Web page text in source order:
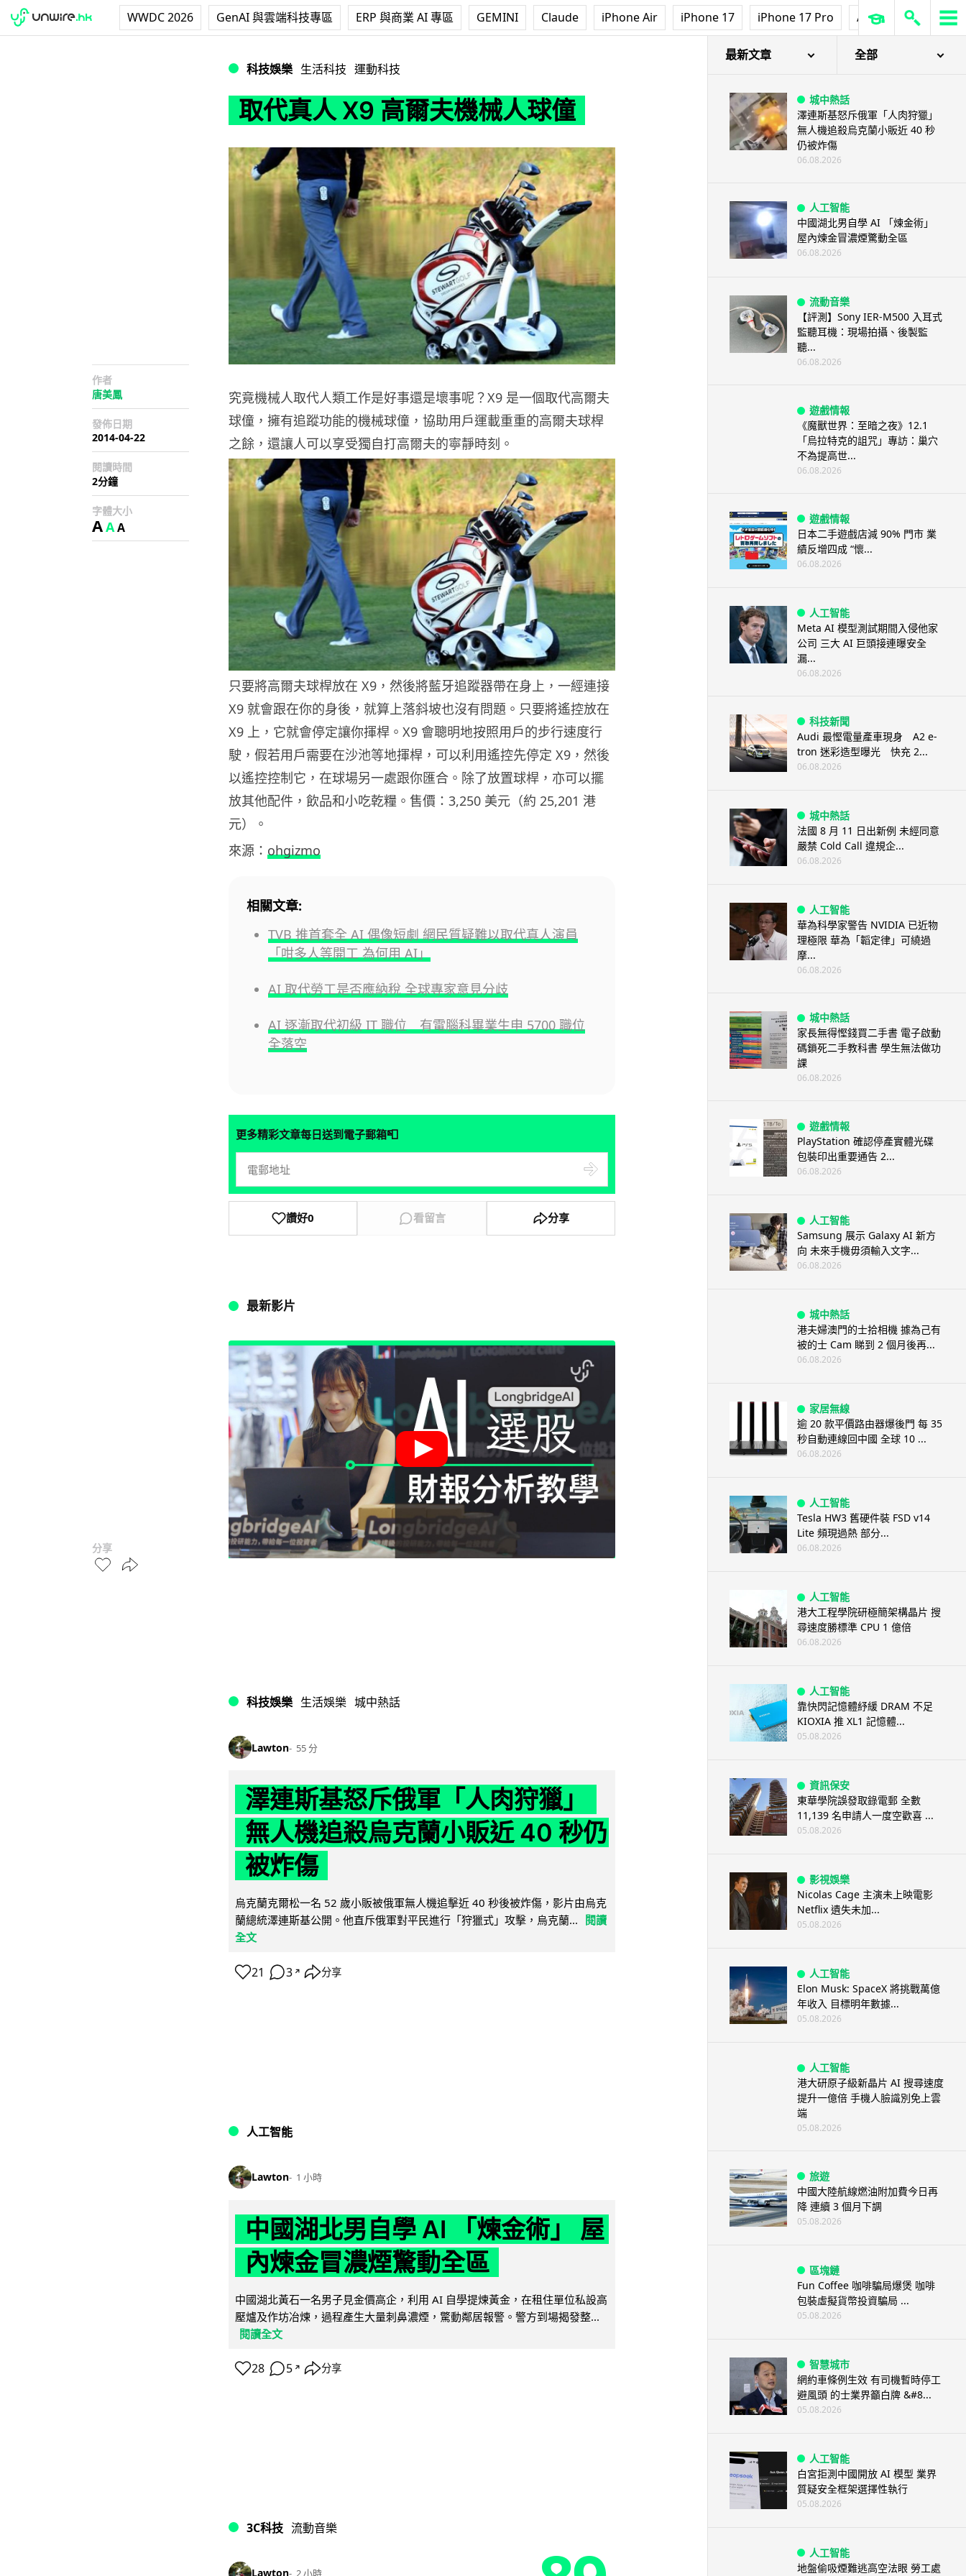
WWDC 2026 GenAI 與雲端科技專區 ERP 與商業 AI 專區 GEMINI Claude iPhone Air iPhone 17 iPhone 17 Pro AirPods Pro 3
科技娛樂 生活科技 運動科技
取代真人 X9 高爾夫機械人球僮
作者
唐美鳳
發佈日期
2014-04-22
閱讀時間
2分鐘
字體大小
AAA
分享
究竟機械人取代人類工作是好事還是壞事呢？X9 是一個取代高爾夫
球僮，擁有追蹤功能的機械球僮，協助用戶運載重重的高爾夫球桿
之餘，還讓人可以享受獨自打高爾夫的寧靜時刻。
只要將高爾夫球桿放在 X9，然後將藍牙追蹤器帶在身上，一經連接
X9 就會跟在你的身後，就算上落斜坡也沒有問題。只要將遙控放在
X9 上，它就會停定讓你揮桿。X9 會聰明地按照用戶的步行速度行
駛，假若用戶需要在沙池等地揮桿，可以利用遙控先停定 X9，然後
以遙控控制它，在球場另一處跟你匯合。除了放置球桿，亦可以擺
放其他配件，飲品和小吃乾糧。售價：3,250 美元（約 25,201 港
元）。
來源： ohgizmo
相關文章:
TVB 推首套全 AI 偶像短劇 網民質疑難以取代真人演員
「咁多人等開工 為何用 AI」
AI 取代勞工是否應納稅 全球專家意見分歧
AI 逐漸取代初級 IT 職位 有電腦科畢業生申 5700 職位
全落空
更多精彩文章每日送到電子郵箱📮
讚好0 看留言 分享
最新影片
科技娛樂 生活娛樂 城中熱話
Lawton 55 分
澤連斯基怒斥俄軍「人肉狩獵」
無人機追殺烏克蘭小販近 40 秒仍
被炸傷
烏克蘭克爾松一名 52 歲小販被俄軍無人機追擊近 40 秒後被炸傷，影片由烏克
蘭總統澤連斯基公開。他直斥俄軍對平民進行「狩獵式」攻擊，烏克蘭...
閱讀
全文
21 3 ↗ 分享
人工智能
Lawton 1 小時
中國湖北男自學 AI 「煉金術」 屋
內煉金冒濃煙驚動全區
中國湖北黃石一名男子見金價高企，利用 AI 自學提煉黃金，在租住單位私設高
壓爐及作坊冶煉，過程產生大量刺鼻濃煙，驚動鄰居報警。警方到場揭發整...
閱讀全文
28 5 ↗ 分享
3C科技 流動音樂
Lawton 2 小時
最新文章 全部
城中熱話
澤連斯基怒斥俄軍「人肉狩獵」
無人機追殺烏克蘭小販近 40 秒
仍被炸傷
06.08.2026
人工智能
中國湖北男自學 AI 「煉金術」
屋內煉金冒濃煙驚動全區
06.08.2026
流動音樂
【評測】Sony IER-M500 入耳式
監聽耳機：現場拍攝、後製監
聽...
06.08.2026
遊戲情報
《魔獸世界：至暗之夜》12.1
「烏拉特克的詛咒」專訪：巢穴
不為提高世...
06.08.2026
遊戲情報
日本二手遊戲店減 90% 門市 業
績反增四成 “懷...
06.08.2026
人工智能
Meta AI 模型測試期間入侵他家
公司 三大 AI 巨頭接連曝安全
漏...
06.08.2026
科技新聞
Audi 最慳電量產車現身 A2 e-
tron 迷彩造型曝光 快充 2...
06.08.2026
城中熱話
法國 8 月 11 日出新例 未經同意
嚴禁 Cold Call 違規企...
06.08.2026
人工智能
華為科學家警告 NVIDIA 已近物
理極限 華為「韜定律」可繞過
摩...
06.08.2026
城中熱話
家長無得慳錢買二手書 電子啟動
碼鎖死二手教科書 學生無法做功
課
06.08.2026
遊戲情報
PlayStation 確認停產實體光碟
包裝印出重要通告 2...
06.08.2026
人工智能
Samsung 展示 Galaxy AI 新方
向 未來手機毋須輸入文字...
06.08.2026
城中熱話
港夫婦澳門的士拾相機 據為己有
被的士 Cam 睇到 2 個月後再...
06.08.2026
家居無線
逾 20 款平價路由器爆後門 每 35
秒自動連線回中國 全球 10 ...
06.08.2026
人工智能
Tesla HW3 舊硬件裝 FSD v14
Lite 頻現過熱 部分...
06.08.2026
人工智能
港大工程學院研極簡架構晶片 搜
尋速度勝標準 CPU 1 億倍
06.08.2026
人工智能
靠快閃記憶體紓緩 DRAM 不足
KIOXIA 推 XL1 記憶體...
05.08.2026
資訊保安
東華學院誤發取錄電郵 全數
11,139 名申請人一度空歡喜 ...
05.08.2026
影視娛樂
Nicolas Cage 主演未上映電影
Netflix 遺失未加...
05.08.2026
人工智能
Elon Musk: SpaceX 將挑戰萬億
年收入 目標明年數據...
05.08.2026
人工智能
港大研原子級新晶片 AI 搜尋速度
提升一億倍 手機人臉識別免上雲
端
05.08.2026
旅遊
中國大陸航線燃油附加費今日再
降 連續 3 個月下調
05.08.2026
區塊鏈
Fun Coffee 咖啡騙局爆煲 咖啡
包裝虛擬貨幣投資騙局 ...
05.08.2026
智慧城市
網約車條例生效 有司機暫時停工
避風頭 的士業界籲白牌 &#8...
05.08.2026
人工智能
白宮拒測中國開放 AI 模型 業界
質疑安全框架選擇性執行
05.08.2026
人工智能
地盤偷吸煙難逃高空法眼 勞工處